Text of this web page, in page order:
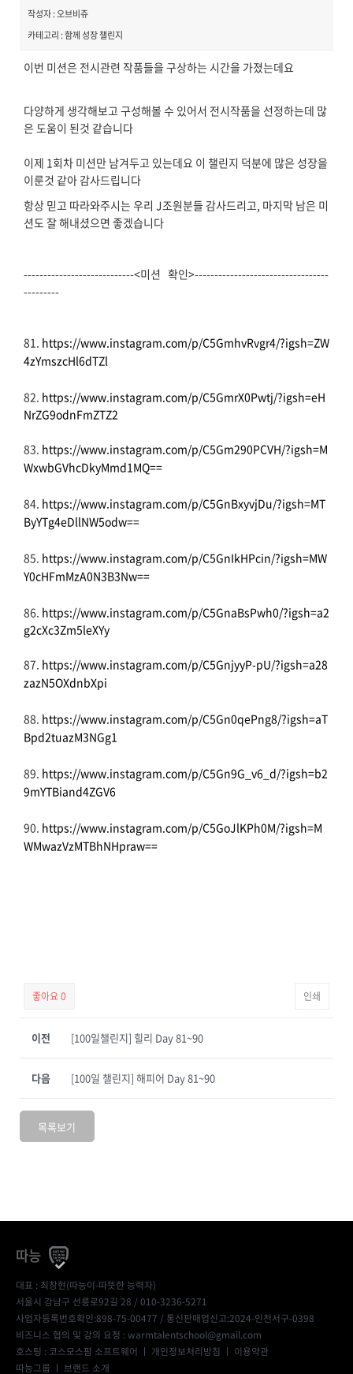
작성자 : 오브비쥬
카테고리 : 함께 성장 챌린지
이번 미션은 전시관련 작품들을 구상하는 시간을 가졌는데요
다양하게 생각해보고 구성해볼 수 있어서 전시작품을 선정하는데 많
은 도움이 된것 같습니다
이제 1회차 미션만 남겨두고 있는데요 이 챌린지 덕분에 많은 성장을
이룬것 같아 감사드립니다
항상 믿고 따라와주시는 우리 J조원분들 감사드리고, 마지막 남은 미
션도 잘 해내셨으면 좋겠습니다
----------------------------<미션 확인>----------------------------------
---------
81. https://www.instagram.com/p/C5GmhvRvgr4/?igsh=ZW
4zYmszcHl6dTZl
82. https://www.instagram.com/p/C5GmrX0Pwtj/?igsh=eH
NrZG9odnFmZTZ2
83. https://www.instagram.com/p/C5Gm290PCVH/?igsh=M
WxwbGVhcDkyMmd1MQ==
84. https://www.instagram.com/p/C5GnBxyvjDu/?igsh=MT
ByYTg4eDllNW5odw==
85. https://www.instagram.com/p/C5GnIkHPcin/?igsh=MW
Y0cHFmMzA0N3B3Nw==
86. https://www.instagram.com/p/C5GnaBsPwh0/?igsh=a2
g2cXc3Zm5leXYy
87. https://www.instagram.com/p/C5GnjyyP-pU/?igsh=a28
zazN5OXdnbXpi
88. https://www.instagram.com/p/C5Gn0qePng8/?igsh=aT
Bpd2tuazM3NGg1
89. https://www.instagram.com/p/C5Gn9G_v6_d/?igsh=b2
9mYTBiand4ZGV6
90. https://www.instagram.com/p/C5GoJlKPh0M/?igsh=M
WMwazVzMTBhNHpraw==
좋아요0 인쇄
이전 [100일챌린지] 힐리 Day 81~90
[100일 챌린지] 해피어 Day 81~90
다음
목록보기
따능
대표 : 최창현(따능이-따뜻한 능력자)
서울시 강남구 선릉로92길 28 / 010-3236-5271
사업자등록번호확인:898-75-00477 / 통신판매업신고:2024-인천서구-0398
비즈니스 협의 및 강의 요청 : warmtalentschool@gmail.com
호스팅 : 코스모스팜 소프트웨어 ㅣ 개인정보처리방침 ㅣ 이용약관
따능그룹 ㅣ 브랜드 소개